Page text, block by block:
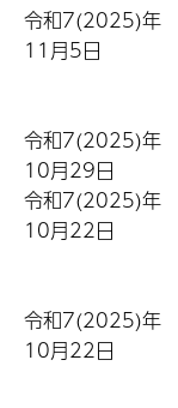
令和7(2025)年
11月5日
令和7(2025)年
10月29日
令和7(2025)年
10月22日
令和7(2025)年
10月22日